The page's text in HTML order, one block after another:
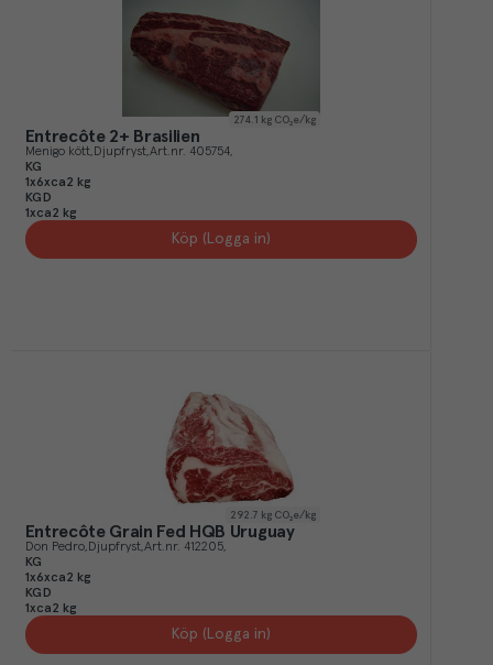
274.1 kg CO₂e/kg
Entrecôte 2+ Brasilien
Menigo kött Djupfryst Art.nr. 405754
KG
1x6xca2 kg
KGD
1xca2 kg
Köp (Logga in)
292.7 kg CO₂e/kg
Entrecôte Grain Fed HQB Uruguay
Don Pedro Djupfryst Art.nr. 412205
KG
1x6xca2 kg
KGD
1xca2 kg
Köp (Logga in)